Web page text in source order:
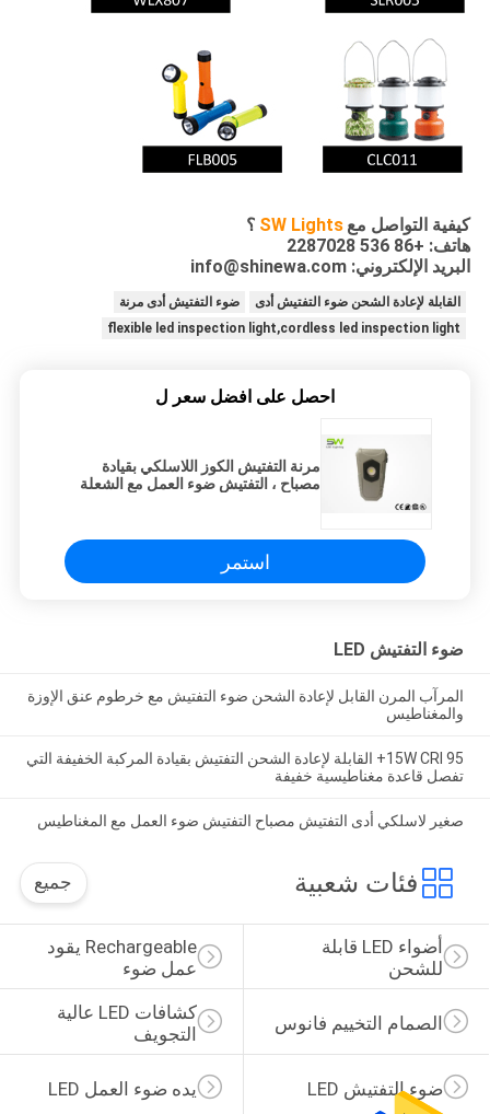
كيفية التواصل مع SW Lights ؟
هاتف: +86 536 2287028
البريد الإلكتروني: info@shinewa.com
القابلة لإعادة الشحن ضوء التفتيش أدى
ضوء التفتيش أدى مرنة
flexible led inspection light,cordless led inspection light
احصل على افضل سعر ل
مرنة التفتيش الكوز اللاسلكي بقيادة
مصباح ، التفتيش ضوء العمل مع الشعلة
استمر
ضوء التفتيش LED
المرآب المرن القابل لإعادة الشحن ضوء التفتيش مع خرطوم عنق الإوزة
والمغناطيس
15W CRI 95+ القابلة لإعادة الشحن التفتيش بقيادة المركبة الخفيفة التي
تفصل قاعدة مغناطيسية خفيفة
صغير لاسلكي أدى التفتيش مصباح التفتيش ضوء العمل مع المغناطيس
فئات شعبية جميع
Rechargeable يقود
عمل ضوء
أضواء LED قابلة
للشحن
كشافات LED عالية
التجويف
الصمام التخييم فانوس
يده ضوء العمل LED ضوء التفتيش LED